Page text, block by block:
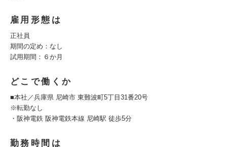
雇用形態は
正社員
期間の定め：なし
試用期間：６か月
どこで働くか
■本社／兵庫県 尼崎市 東難波町5丁目31番20号
※転勤なし
・阪神電鉄 阪神電鉄本線 尼崎駅 徒歩5分
勤務時間は